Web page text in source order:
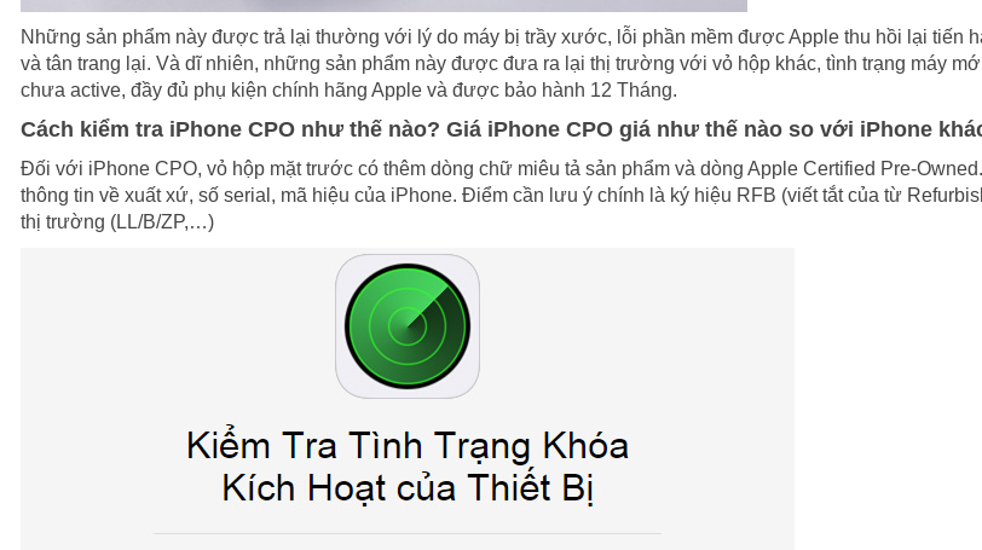
Những sản phẩm này được trả lại thường với lý do máy bị trầy xước, lỗi phần mềm được Apple thu hồi lại tiến
và tân trang lại. Và dĩ nhiên, những sản phẩm này được đưa ra lại thị trường với vỏ hộp khác, tình trạng máy
chưa active, đầy đủ phụ kiện chính hãng Apple và được bảo hành 12 Tháng.
Cách kiểm tra iPhone CPO như thế nào? Giá iPhone CPO giá như thế nào so với iPhone
Đối với iPhone CPO, vỏ hộp mặt trước có thêm dòng chữ miêu tả sản phẩm và dòng Apple Certified Pre-
thông tin về xuất xứ, số serial, mã hiệu của iPhone. Điểm cần lưu ý chính là ký hiệu RFB (viết tắt của từ
thị trường (LL/B/ZP,…)